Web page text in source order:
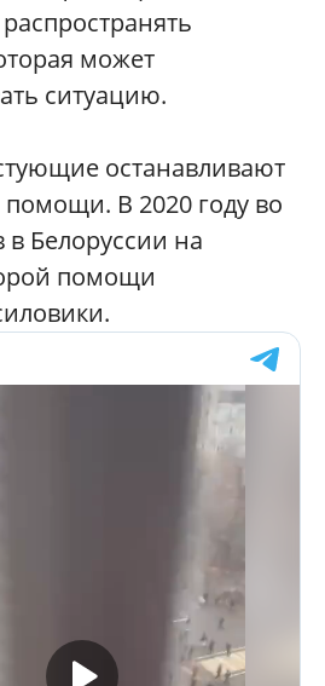
может
ситуацию.
останавливают
В 2020 году во
в Белоруссии на
помощи